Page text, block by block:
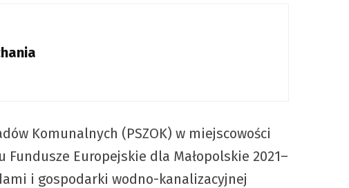
Komunalnych (PSZOK) w miejscowości
Europejskie dla Małopolskie 2021–
i gospodarki wodno-kanalizacyjnej